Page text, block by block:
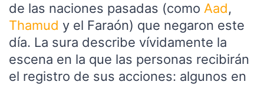
de las naciones pasadas (como Aad,
Thamud y el Faraón) que negaron este
día. La sura describe vívidamente la
escena en la que las personas recibirán
el registro de sus acciones: algunos en